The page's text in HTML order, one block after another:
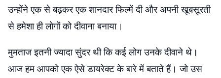
उन्होंने एक से बढ़कर एक शानदार फिल्में दी और अपनी खूबसूरती
से हमेशा ही लोगों को दीवाना बनाया।
मुमताज इतनी ज्यादा सुंदर थी कि कई लोग उनके दीवाने थे।
आज हम आपको एक ऐसे डायरेक्ट के बारे में बताते हैं। जो उस